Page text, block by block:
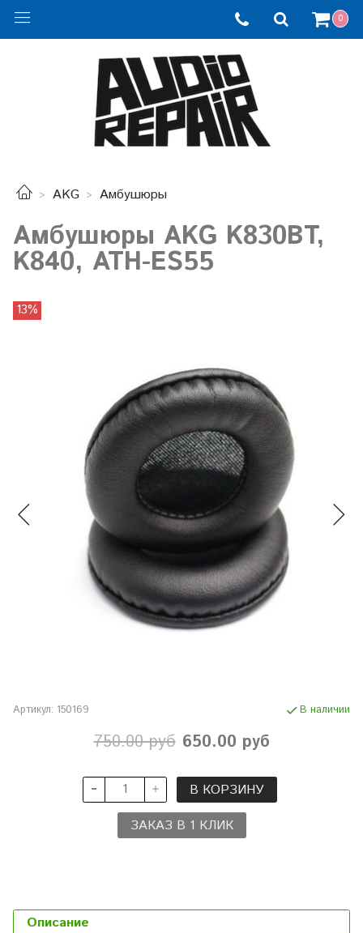
0
AKG Амбушюры
Амбушюры AKG K830BT,
K840, ATH-ES55
13%
Артикул: 150169 В наличии
750.00 руб 650.00 руб
В КОРЗИНУ
ЗАКАЗ В 1 КЛИК
Описание